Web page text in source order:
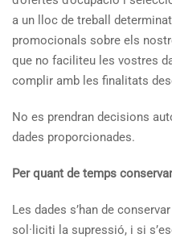
a un lloc de treball
promocionals sobre els
que no faciliteu les vostres
complir amb les finalitats
No es prendran decisions
dades proporcionades.
Per quant de temps
Les dades s’han de
sol·liciti la supressió, i si